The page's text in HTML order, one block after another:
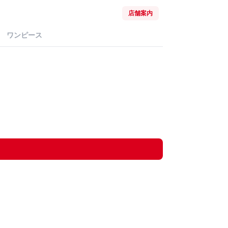
店舗案内
ワンピース